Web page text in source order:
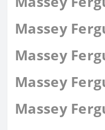
Massey
Massey
Massey
Massey